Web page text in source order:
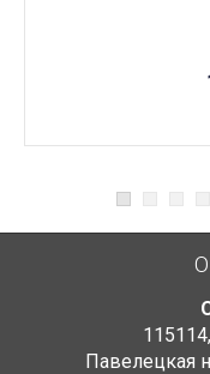
115114,
Павелецкая